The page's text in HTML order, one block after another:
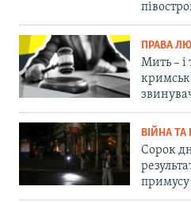
ПРАВА
Мить – і
ВІЙНА
Сорок
примусу